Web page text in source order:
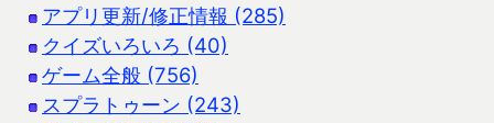
アプリ更新/修正情報 (285)
クイズいろいろ (40)
ゲーム全般 (756)
スプラトゥーン (243)